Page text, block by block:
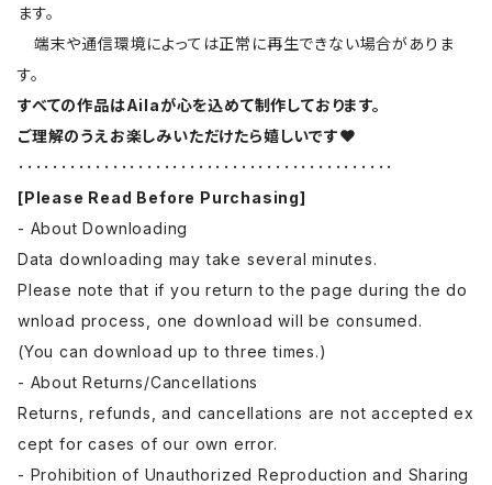
ます。
端末や通信環境によっては正常に再生できない場合がありま
す。
すべての作品はAilaが心を込めて制作しております。
ご理解のうえお楽しみいただけたら嬉しいです‪‪❤︎‬
････････････････････････････････････････････
[Please Read Before Purchasing]
- About Downloading
Data downloading may take several minutes.
Please note that if you return to the page during the do
wnload process, one download will be consumed.
(You can download up to three times.)
- About Returns/Cancellations
Returns, refunds, and cancellations are not accepted ex
cept for cases of our own error.
- Prohibition of Unauthorized Reproduction and Sharing